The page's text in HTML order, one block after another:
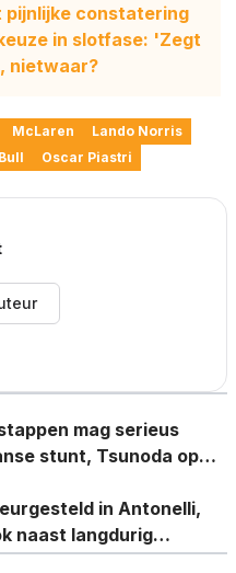
pijnlijke constatering
in slotfase: 'Zegt
nietwaar?
McLaren
Lando Norris
Oscar Piastri
mag serieus
stunt, Tsunoda op
in Antonelli,
naast langdurig